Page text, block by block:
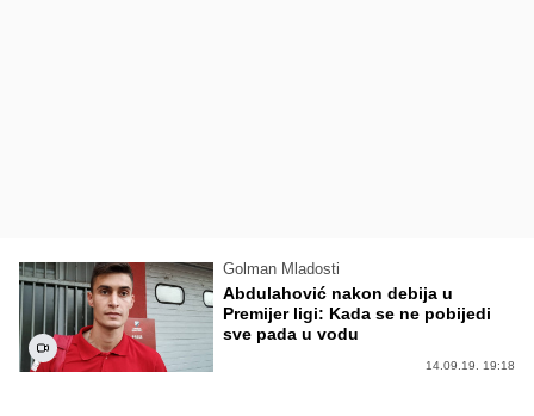
Golman Mladosti
Abdulahović nakon debija u
Premijer ligi: Kada se ne pobijedi
sve pada u vodu
14.09.19. 19:18